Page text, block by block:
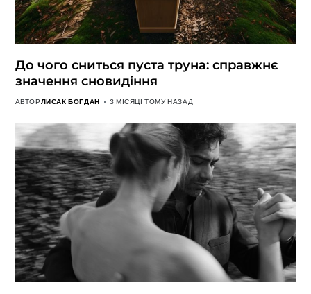
До чого сниться пуста труна: справжнє
значення сновидіння
АВТОРЛИСАК БОГДАН 3 МІСЯЦІ ТОМУ НАЗАД